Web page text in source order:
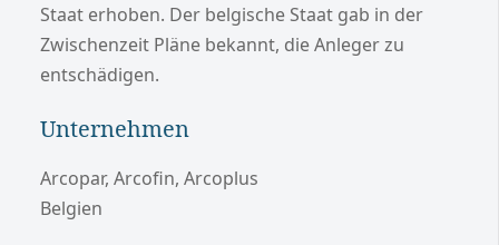
Staat erhoben. Der belgische Staat gab in der
Zwischenzeit Pläne bekannt, die Anleger zu
entschädigen.
Unternehmen
Arcopar, Arcofin, Arcoplus
Belgien